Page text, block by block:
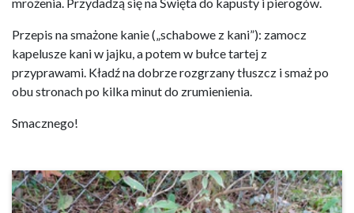
Przepis na smażone kanie („schabowe z kani”): zamocz
kapelusze kani w jajku, a potem w bułce tartej z
przyprawami. Kładź na dobrze rozgrzany tłuszcz i smaż po
obu stronach po kilka minut do zrumienienia.
Smacznego!